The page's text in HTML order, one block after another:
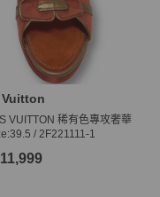
VUITTON 稀有色專攻奢華
/ 2F221111-1